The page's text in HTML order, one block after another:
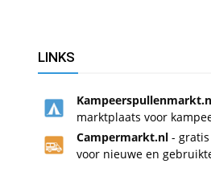
LINKS
marktplaats voor
Campermarkt.nl -
voor nieuwe en